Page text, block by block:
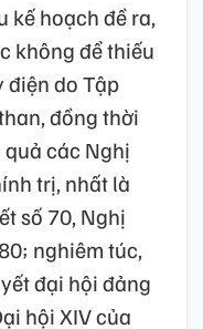
kế hoạch đề ra,
không để thiếu
điện do Tập
đồng thời
các Nghị
trị, nhất là
số 70, Nghị
nghiêm túc,
đại hội đảng
hội XIV của